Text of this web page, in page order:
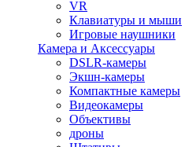
VR
Клавиатуры и мыши
Игровые наушники
Камера и Аксессуары
DSLR-камеры
Экшн-камеры
Компактные камеры
Видеокамеры
Объективы
дроны